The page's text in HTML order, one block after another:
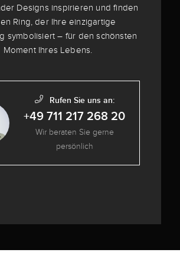
Designs inspirieren und finden
Ring, der Ihre einzigartige
symbolisiert – für den schönsten
Moment Ihres Lebens.
Rufen Sie uns an:
+49 711 217 268 20
Wir beraten Sie gerne
persönlich